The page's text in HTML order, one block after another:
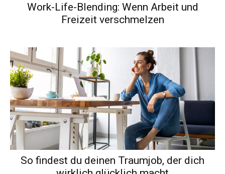
Work-Life-Blending: Wenn Arbeit und
Freizeit verschmelzen
So findest du deinen Traumjob, der dich